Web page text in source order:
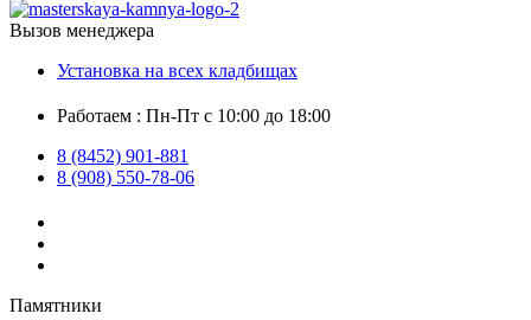
Вызов менеджера
Установка на всех кладбищах
Работаем : Пн-Пт с 10:00 до 18:00
8 (8452) 901-881
8 (908) 550-78-06
Памятники